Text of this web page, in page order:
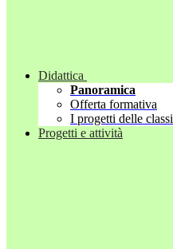
Didattica
Panoramica
Offerta formativa
I progetti delle classi
Progetti e attività